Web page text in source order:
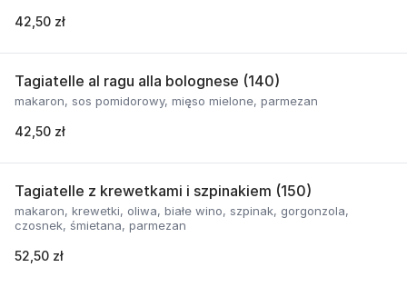
42,50 zł
Tagiatelle al ragu alla bolognese (140)
makaron, sos pomidorowy, mięso mielone, parmezan
42,50 zł
Tagiatelle z krewetkami i szpinakiem (150)
makaron, krewetki, oliwa, białe wino, szpinak, gorgonzola,
czosnek, śmietana, parmezan
52,50 zł